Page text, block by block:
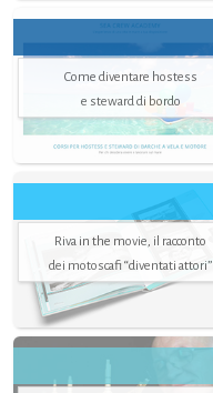
Come diventare hostess
e steward di bordo
Riva in the movie, il racconto
dei motoscafi “diventati attori”